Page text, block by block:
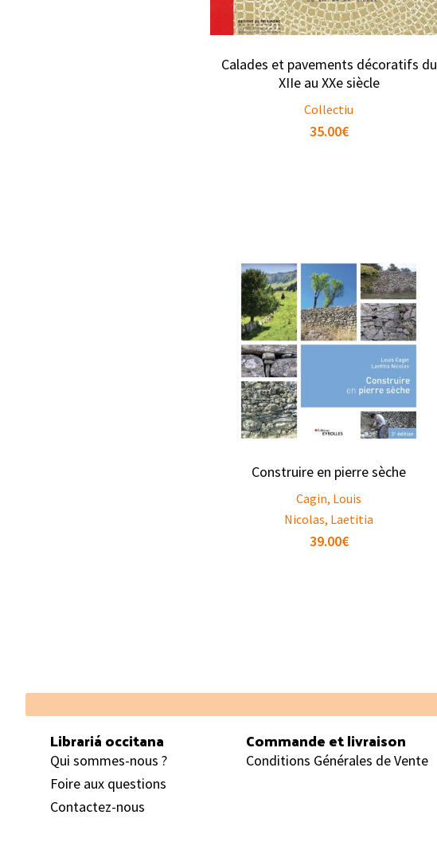
Calades et pavements décoratifs du
XIIe au XXe siècle
Collectiu
35.00€
Construire en pierre sèche
Cagin, Louis
Nicolas, Laetitia
39.00€
Footer
Librariá occitana
Qui sommes-nous ?
Foire aux questions
Contactez-nous
Commande et livraison
Conditions Générales de Vente